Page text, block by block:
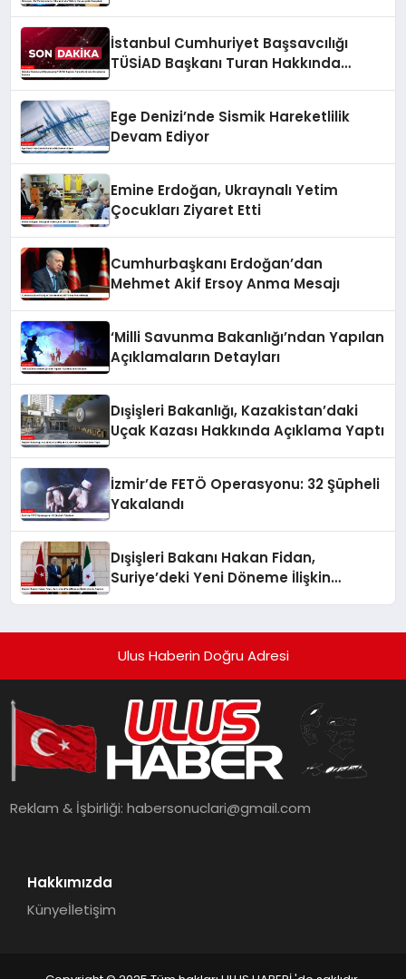
İstanbul Cumhuriyet Başsavcılığı
TÜSİAD Başkanı Turan Hakkında
Ege Denizi’nde Sismik Hareketlilik
Devam Ediyor
Emine Erdoğan, Ukraynalı Yetim
Çocukları Ziyaret Etti
Cumhurbaşkanı Erdoğan’dan
Mehmet Akif Ersoy Anma Mesajı
‘Milli Savunma Bakanlığı’ndan Yapılan
Açıklamaların Detayları
Dışişleri Bakanlığı, Kazakistan’daki
Uçak Kazası Hakkında Açıklama Yaptı
İzmir’de FETÖ Operasyonu: 32 Şüpheli
Yakalandı
Dışişleri Bakanı Hakan Fidan,
Suriye’deki Yeni Döneme İlişkin
Ulus Haberin Doğru Adresi
Reklam & İşbirliği:habersonuclari@gmail.com
Hakkımızda
Künyeİletişim